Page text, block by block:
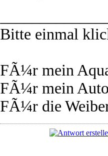
Bitte einmal
FÃ¼r mein
FÃ¼r mein
FÃ¼r die